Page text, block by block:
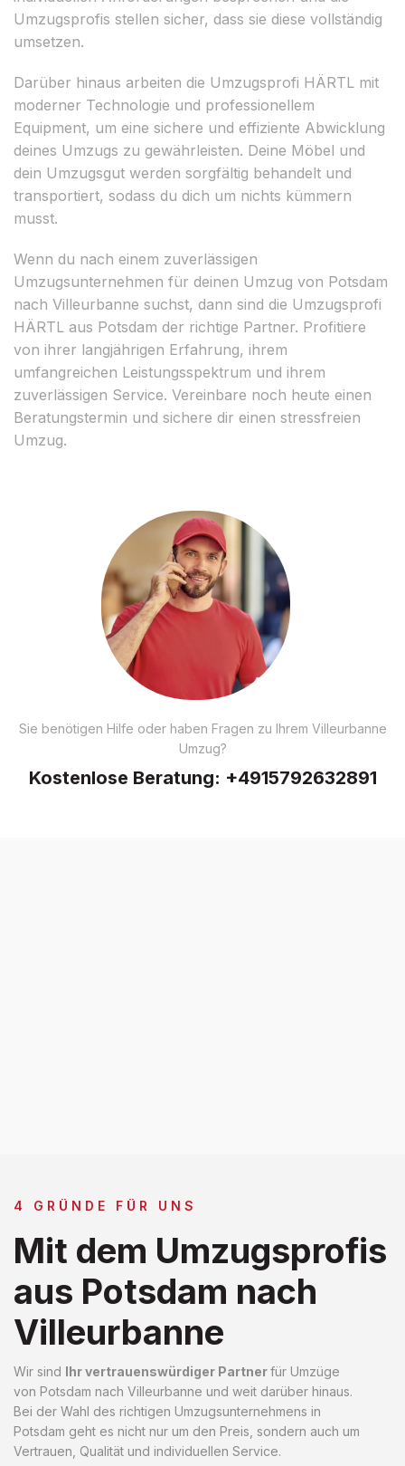
Umzugsprofis stellen sicher, dass sie diese vollständig
umsetzen.
Darüber hinaus arbeiten die Umzugsprofi HÄRTL mit
moderner Technologie und professionellem
Equipment, um eine sichere und effiziente Abwicklung
deines Umzugs zu gewährleisten. Deine Möbel und
dein Umzugsgut werden sorgfältig behandelt und
transportiert, sodass du dich um nichts kümmern
musst.
Wenn du nach einem zuverlässigen
Umzugsunternehmen für deinen Umzug von Potsdam
nach Villeurbanne suchst, dann sind die Umzugsprofi
HÄRTL aus Potsdam der richtige Partner. Profitiere
von ihrer langjährigen Erfahrung, ihrem
umfangreichen Leistungsspektrum und ihrem
zuverlässigen Service. Vereinbare noch heute einen
Beratungstermin und sichere dir einen stressfreien
Umzug.
Sie benötigen Hilfe oder haben Fragen zu Ihrem Villeurbanne
Umzug?
Kostenlose Beratung: +4915792632891
4 GRÜNDE FÜR UNS
Mit dem Umzugsprofis
aus Potsdam nach
Villeurbanne
Wir sind Ihr vertrauenswürdiger Partnerfür Umzüge
von Potsdam nach Villeurbanne und weit darüber hinaus.
Bei der Wahl des richtigen Umzugsunternehmens in
Potsdam geht es nicht nur um den Preis, sondern auch um
Vertrauen, Qualität und individuellen Service.